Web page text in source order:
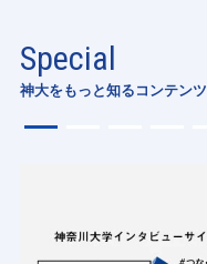
Special
神大をもっと知るコンテンツ